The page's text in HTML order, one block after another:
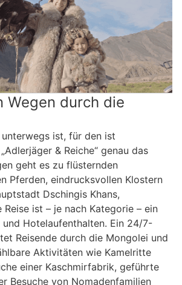
Wegen durch die
ist, für den ist
& Reiche“ genau das
geht es zu flüsternden
Pferden, eindrucksvollen Klostern
Dschingis Khans,
Reise ist – je nach Kategorie – ein
und Hotelaufenthalten. Ein 24/7-
Reisende durch die Mongolei und
Aktivitäten wie Kamelritte
einer Kaschmirfabrik, geführte
Besuche von Nomadenfamilien